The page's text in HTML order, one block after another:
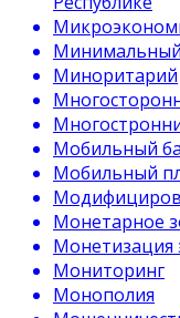
Миноритарий
Мобильный
Мобильный
Монетарное
Монетизация
Мониторинг
Монополия